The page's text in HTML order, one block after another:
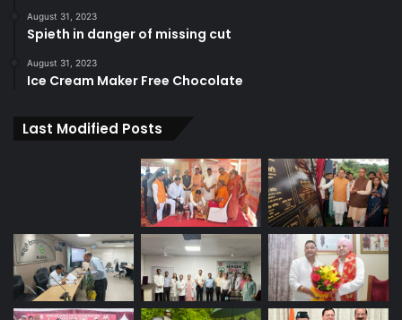
August 31, 2023
Spieth in danger of missing cut
August 31, 2023
Ice Cream Maker Free Chocolate
Last Modified Posts